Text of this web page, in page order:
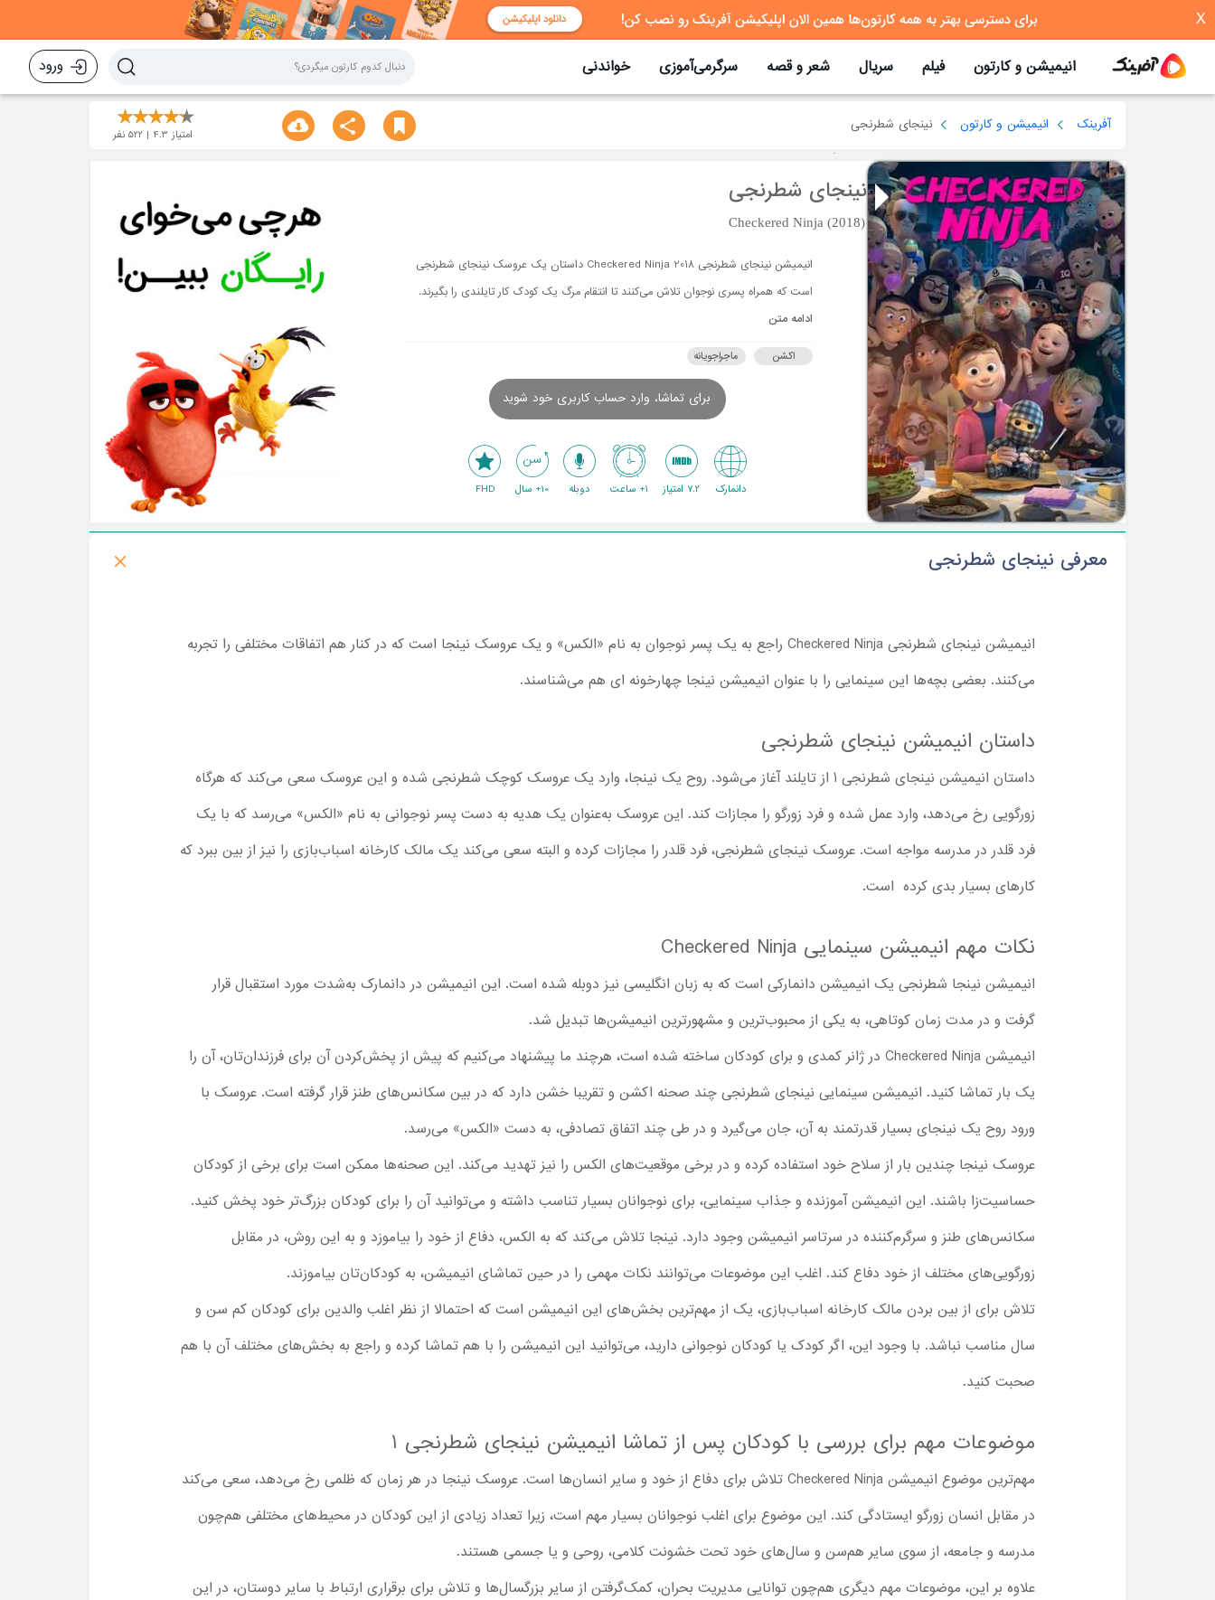
X
انیمیشن و کارتون فیلم سریال شعر و قصه سرگرمی‌آموزی خواندنی ورود
آفرینک انیمیشن و کارتون نینجای شطرنجی
امتیاز 4.3
522نفر
نینجای شطرنجی
Checkered Ninja (2018)
انیمیشن نینجای شطرنجی Checkered Ninja 2018 داستان یک عروسک نینجای شطرنجی
است که همراه پسری نوجوان تلاش می‌کنند تا انتقام مرگ یک کودک کار تایلندی را بگیرند.
ادامه متن
اکشن ماجراجویانه
برای تماشا، وارد حساب کاربری خود شوید
دانمارک 7.2 امتیاز 1+ ساعت دوبله 10+ سال FHD
معرفی نینجای شطرنجی
انیمیشن نینجای شطرنجی Checkered Ninja راجع به یک پسر نوجوان به نام «الکس» و یک عروسک نینجا است که در کنار هم اتفاقات مختلفی را تجربه
می‌کنند. بعضی بچه‌ها این سینمایی را با عنوان انیمیشن نینجا چهارخونه ای هم می‌شناسند.
داستان انیمیشن نینجای شطرنجی
داستان انیمیشن نینجای شطرنجی 1 از تایلند آغاز می‌شود. روح یک نینجا، وارد یک عروسک کوچک شطرنجی شده و این عروسک سعی می‌کند که هرگاه
زورگویی رخ می‌دهد، وارد عمل شده و فرد زورگو را مجازات کند. این عروسک به‌عنوان یک هدیه به دست پسر نوجوانی به نام «الکس» می‌رسد که با یک
فرد قلدر در مدرسه مواجه است. عروسک نینجای شطرنجی، فرد قلدر را مجازات کرده و البته سعی می‌کند یک مالک کارخانه اسباب‌بازی را نیز از بین ببرد که
کارهای بسیار بدی کرده است.
نکات مهم انیمیشن سینمایی Checkered Ninja
انیمیشن نینجا شطرنجی یک انیمیشن دانمارکی است که به زبان انگلیسی نیز دوبله شده است. این انیمیشن در دانمارک به‌شدت مورد استقبال قرار
گرفت و در مدت زمان کوتاهی، به یکی از محبوب‌ترین و مشهورترین انیمیشن‌ها تبدیل شد.
انیمیشن Checkered Ninja در ژانر کمدی و برای کودکان ساخته شده است، هرچند ما پیشنهاد می‌کنیم که پیش از پخش‌کردن آن برای فرزندان‌تان، آن را
یک بار تماشا کنید. انیمیشن سینمایی نینجای شطرنجی چند صحنه اکشن و تقریبا خشن دارد که در بین سکانس‌های طنز قرار گرفته است. عروسک با
ورود روح یک نینجای بسیار قدرتمند به آن، جان می‌گیرد و در طی چند اتفاق تصادفی، به دست «الکس» می‌رسد.
عروسک نینجا چندین بار از سلاح خود استفاده کرده و در برخی موقعیت‌های الکس را نیز تهدید می‌‌کند. این صحنه‌ها ممکن است برای برخی از کودکان
حساسیت‌زا باشند. این انیمیشن آموزنده و جذاب سینمایی، برای نوجوانان بسیار تناسب داشته و می‌توانید آن را برای کودکان بزرگ‌تر خود پخش کنید.
سکانس‌های طنز و سرگرم‌کننده در سرتاسر انیمیشن وجود دارد. نینجا تلاش می‌کند که به الکس، دفاع از خود را بیاموزد و به این روش، در مقابل
زورگویی‌های مختلف از خود دفاع کند. اغلب این موضوعات می‌توانند نکات مهمی را در حین تماشای انیمیشن، به کودکان‌تان بیاموزند.
تلاش برای از بین بردن مالک کارخانه اسباب‌بازی، یک از مهم‌ترین بخش‌های این انیمیشن است که احتمالا از نظر اغلب والدین برای کودکان کم سن و
سال مناسب نباشد. با وجود این، اگر کودک یا کودکان نوجوانی دارید، می‌توانید این انیمیشن را با هم تماشا کرده و راجع به بخش‌های مختلف آن با هم
صحبت کنید.
موضوعات مهم برای بررسی با کودکان پس از تماشا انیمیشن نینجای شطرنجی 1
مهم‌ترین موضوع انیمیشن Checkered Ninja تلاش برای دفاع از خود و سایر انسان‌ها است. عروسک نینجا در هر زمان که ظلمی رخ می‌دهد، سعی می‌کند
در مقابل انسان زورگو ایستادگی کند. این موضوع برای اغلب نوجوانان بسیار مهم است، زیرا تعداد زیادی از این کودکان در محیط‌های مختلفی هم‌چون
مدرسه و جامعه، از سوی سایر هم‌سن و سال‌های خود تحت خشونت کلامی، روحی و یا جسمی هستند.
علاوه بر این، موضوعات مهم دیگری هم‌چون توانایی مدیریت بحران، کمک‌گرفتن از سایر بزرگسال‌ها و تلاش برای برقراری ارتباط با سایر دوستان، ‌در این